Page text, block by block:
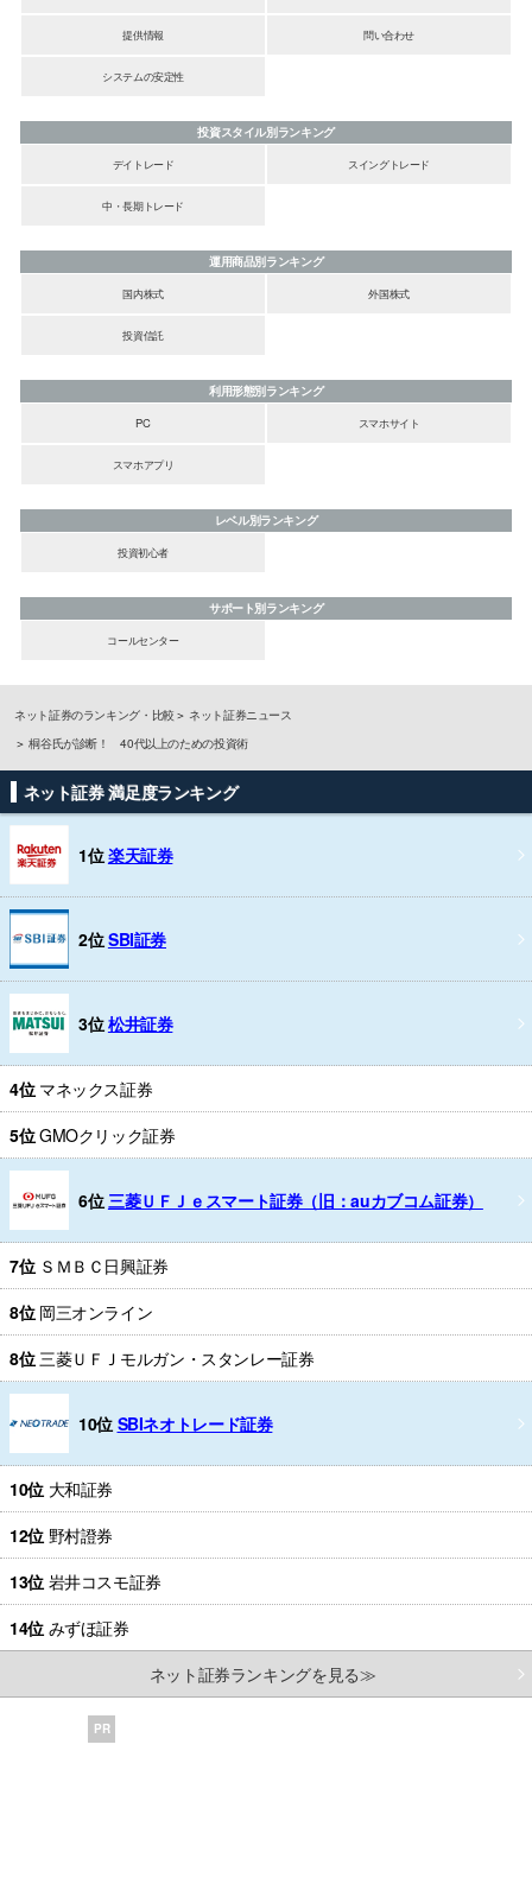
提供情報 問い合わせ
システムの安定性
投資スタイル別ランキング
デイトレード
スイングトレード
中・長期トレード
運用商品別ランキング
国内株式
外国株式
投資信託
利用形態別ランキング
PC
スマホサイト
スマホアプリ
レベル別ランキング
投資初心者
サポート別ランキング
コールセンター
ネット証券のランキング・比較
ネット証券ニュース
桐谷氏が診断！ 40代以上のための投資術
ネット証券 満足度ランキング
1位楽天証券
2位SBI証券
3位松井証券
4位 マネックス証券
5位GMOクリック証券
6位 三菱ＵＦＪｅスマート証券（旧：auカブコム証券）
7位 ＳＭＢＣ日興証券
8位 岡三オンライン
8位 三菱ＵＦＪモルガン・スタンレー証券
10位 SBIネオトレード証券
10位 大和証券
12位 野村證券
13位 岩井コスモ証券
14位 みずほ証券
ネット証券ランキングを見る≫
PR